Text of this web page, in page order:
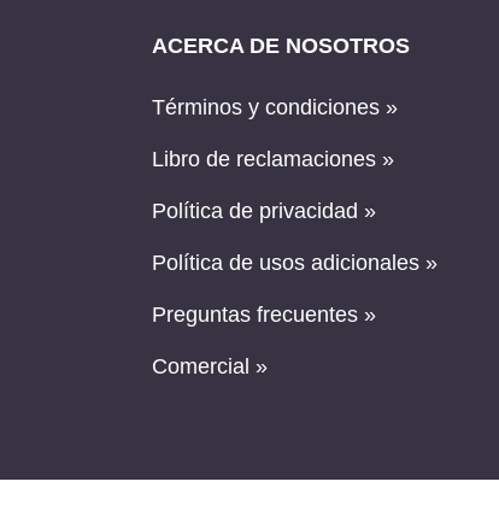
ACERCA DE NOSOTROS
Términos y condiciones »
Libro de reclamaciones »
Política de privacidad »
Política de usos adicionales »
Preguntas frecuentes »
Comercial »